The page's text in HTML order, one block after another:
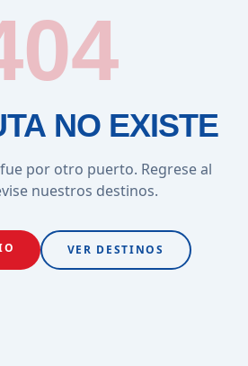
NO EXISTE
por otro puerto. Regrese al
nuestros destinos.
VER DESTINOS